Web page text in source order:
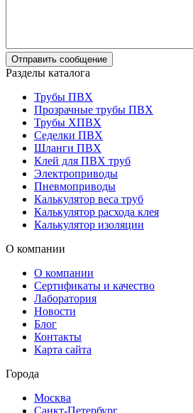
Разделы каталога
Трубы ПВХ
Прозрачные трубы ПВХ
Трубы ХПВХ
Седелки ПВХ
Шланги ПВХ
Клей для ПВХ труб
Электроприводы
Пневмоприводы
Калькулятор веса труб
Калькулятор расхода клея
Калькулятор изоляции
О компании
О компании
Сертификаты и качество
Лаборатория
Новости
Блог
Контакты
Карта сайта
Города
Москва